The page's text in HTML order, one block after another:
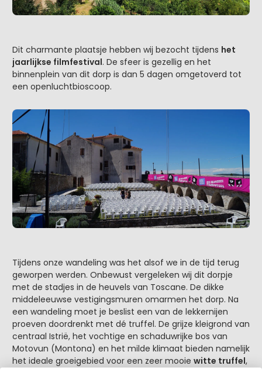
Dit charmante plaatsje hebben wij bezocht tijdens het
jaarlijkse filmfestival. De sfeer is gezellig en het
binnenplein van dit dorp is dan 5 dagen omgetoverd tot
een openluchtbioscoop.
Tijdens onze wandeling was het alsof we in de tijd terug
geworpen werden. Onbewust vergeleken wij dit dorpje
met de stadjes in de heuvels van Toscane. De dikke
middeleeuwse vestigingsmuren omarmen het dorp. Na
een wandeling moet je beslist een van de lekkernijen
proeven doordrenkt met dé truffel. De grijze kleigrond van
centraal Istrië, het vochtige en schaduwrijke bos van
Motovun (Montona) en het milde klimaat bieden namelijk
het ideale groeigebied voor een zeer mooie witte truffel,